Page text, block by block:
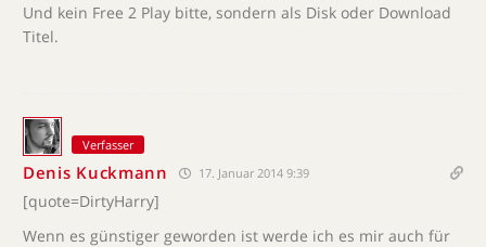
Und kein Free 2 Play bitte, sondern als Disk oder Download
Titel.
Verfasser
Denis Kuckmann 17. Januar 2014 9:39
[quote=DirtyHarry]
Wenn es günstiger geworden ist werde ich es mir auch für